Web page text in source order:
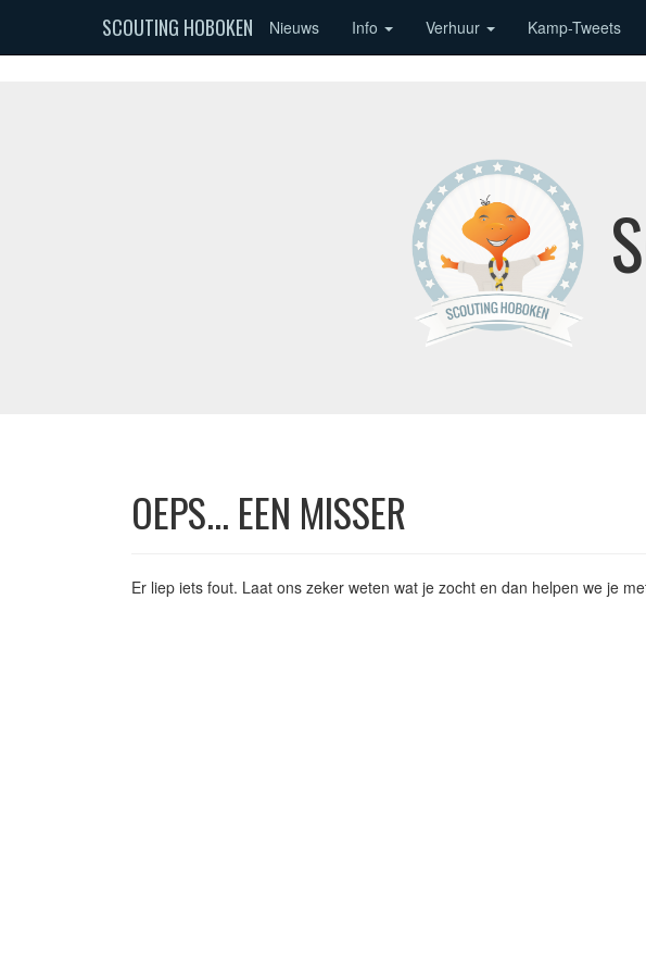
SCOUTING HOBOKEN Nieuws Info Verhuur Kamp-Tweets
OEPS... EEN MISSER
Er liep iets fout. Laat ons zeker weten wat je zocht en dan helpen we je